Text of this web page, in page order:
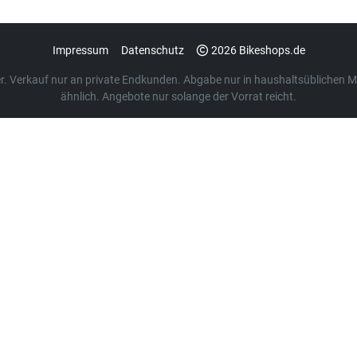
Impressum Datenschutz 2026 Bikeshops.de
Verkauf nur an private Endkunden. Abgabe nur in haushaltsüblichen
ähnlich. Angebote nur solange der Vorrat reicht.